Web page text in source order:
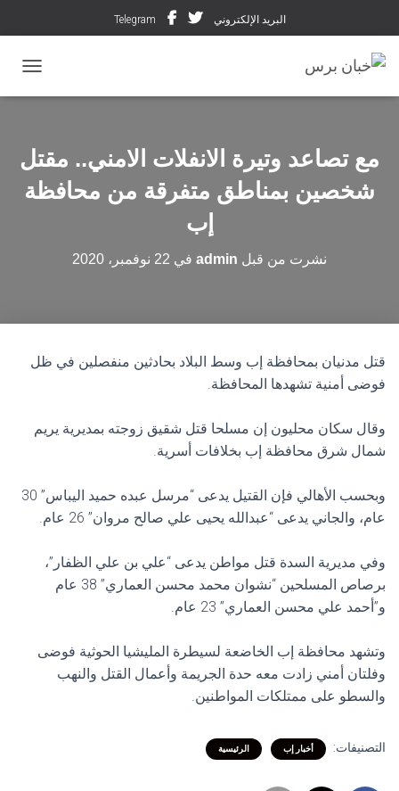
البريد الإلكتروني Telegram
مع تصاعد وتيرة الانفلات الامني.. مقتل
شخصين بمناطق متفرقة من محافظة
إب
نشرت من قبل admin في 22 نوفمبر، 2020
قتل مدنيان بمحافظة إب وسط البلاد بحادثين منفصلين في ظل
فوضى أمنية تشهدها المحافظة.
وقال سكان محليون إن مسلحا قتل شقيق زوجته بمديرية يريم
شمال شرق محافظة إب بخلافات أسرية.
وبحسب الأهالي فإن القتيل يدعى “مرسل عبده حميد اليباس” 30
عام، والجاني يدعى “عبدالله يحيى علي صالح مروان” 26 عام.
وفي مديرية السدة قتل مواطن يدعى “علي بن علي الظفار”،
برصاص المسلحين “نشوان محمد محسن العماري” 38 عام
و”أحمد علي محسن العماري” 23 عام.
وتشهد محافظة إب الخاضعة لسيطرة المليشيا الحوثية فوضى
وفلتان أمني زادت معه حدة الجريمة وأعمال القتل والنهب
والسطو على ممتلكات المواطنين.
التصنيفات: أخبار إب الرئيسية